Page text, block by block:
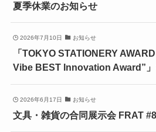
夏季休業のお知らせ
2026年7月10日 お知らせ
「TOKYO STATIONERY
Vibe BEST Innovation Award”」
2026年6月17日 お知らせ
文具・雑貨の合同展示会 FRAT